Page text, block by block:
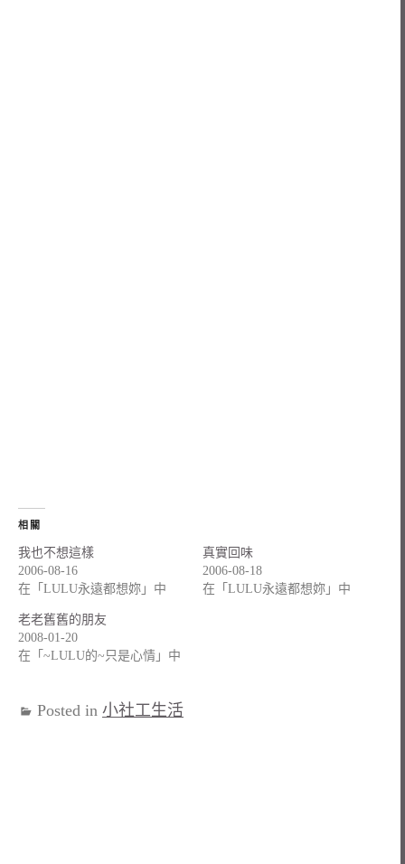
相關
我也不想這樣
2006-08-16
在「LULU永遠都想妳」中
真實回味
2006-08-18
在「LULU永遠都想妳」中
老老舊舊的朋友
2008-01-20
在「~LULU的~只是心情」中
Posted in 小社工生活